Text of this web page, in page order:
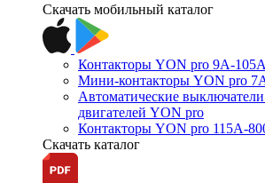
Скачать мобильный каталог
Контакторы YON pro 9А-105А
Мини-контакторы YON pro
Автоматические
двигателей YON pro
Контакторы YON pro 115А-
Скачать каталог